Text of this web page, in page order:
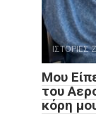
ΙΣΤΟΡΙΕΣ
Μου
του
κόρη